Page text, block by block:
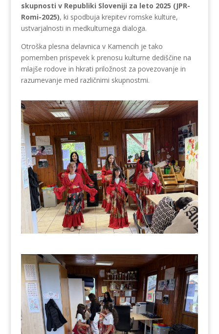
skupnosti v Republiki Sloveniji za leto 2025 (JPR-
Romi-2025), ki spodbuja krepitev romske kulture,
ustvarjalnosti in medkulturnega dialoga.
Otroška plesna delavnica v Kamencih je tako
pomemben prispevek k prenosu kulturne dediščine na
mlajše rodove in hkrati priložnost za povezovanje in
razumevanje med različnimi skupnostmi.